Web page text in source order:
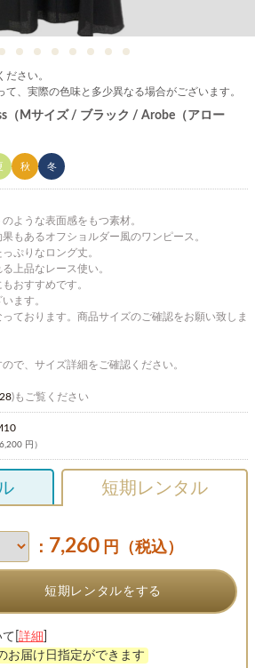
さい。
、実際の色味と多少異なる場合がございます。
（Mサイズ / ブラック / Arobe（アロー
秋 冬
ような表面感をもつ素材。
もあるオフショルダー風のワンピース。
ぷりなロング丈。
上品なレース使い。
おすすめです。
ます。
ております。商品サイズのご確認をお願い致しま
で、サイズ詳細をご確認ください。
)もご覧ください
円）
短期レンタル
： 7,260 円（税込）
短期レンタルをする
[ 詳細
お届け日指定ができます